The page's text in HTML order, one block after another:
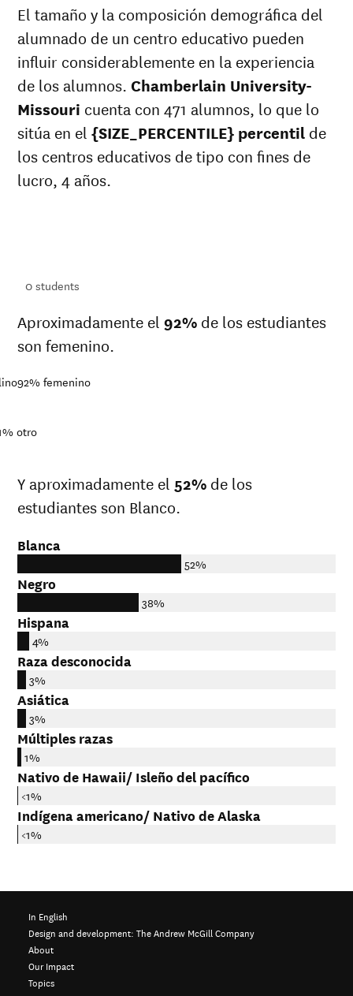
El tamaño y la composición demográfica del
alumnado de un centro educativo pueden
influir considerablemente en la experiencia
de los alumnos. Chamberlain University-
Missouri cuenta con 471 alumnos, lo que lo
sitúa en el{SIZE_PERCENTILE} percentil de
los centros educativos de tipo con fines de
lucro, 4 años.
0students
Aproximadamente el92% de los estudiantes
son femenino.
92% femenino
otro
Y aproximadamente el 52% de los
estudiantes son Blanco.
Blanca
52%
Negro
38%
Hispana
4%
Raza desconocida
3%
Asiática
3%
Múltiples razas
1%
Nativo de Hawaii/ Isleño del pacífico
<1%
Indígena americano/ Nativo de Alaska
<1%
In English
Design and development:The Andrew McGill Company
About
Our Impact
Topics